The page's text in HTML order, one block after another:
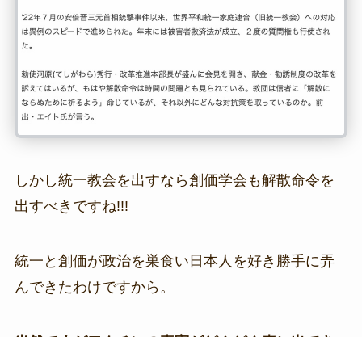
しかし統一教会を出すなら創価学会も解散命令を
出すべきですね!!!
統一と創価が政治を巣食い日本人を好き勝手に弄
んできたわけですから。